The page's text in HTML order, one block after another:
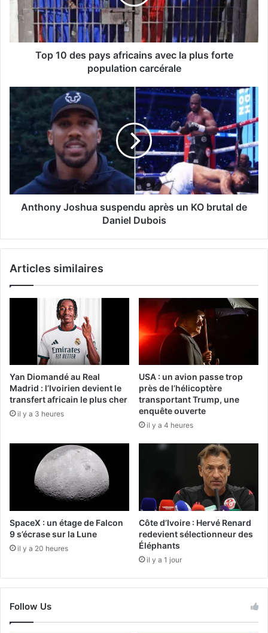
Top 10 des pays africains avec la plus forte
population carcérale
Anthony Joshua suspendu après un KO brutal de
Daniel Dubois
Articles similaires
Yan Diomandé au Real
Madrid : l’Ivoirien devient le
transfert africain le plus cher
il y a 3 heures
USA : un avion passe trop
près de l’hélicoptère
transportant Trump, une
enquête ouverte
il y a 4 heures
SpaceX : un étage de Falcon
9 s’écrase sur la Lune
il y a 20 heures
Côte d’Ivoire : Hervé Renard
redevient sélectionneur des
Éléphants
il y a 1 jour
Follow Us